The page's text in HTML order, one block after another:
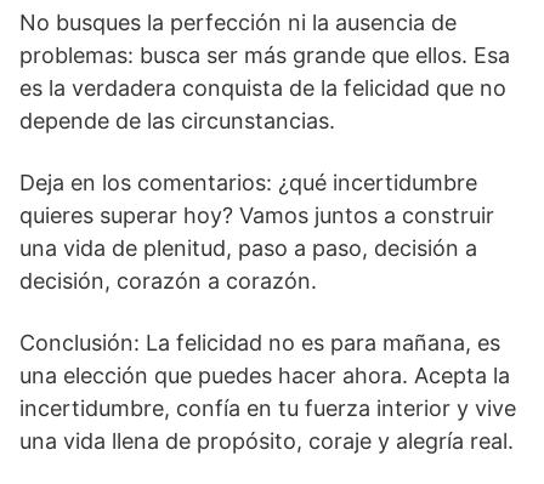
No busques la perfección ni la ausencia de
problemas: busca ser más grande que ellos. Esa
es la verdadera conquista de la felicidad que no
depende de las circunstancias.
Deja en los comentarios: ¿qué incertidumbre
quieres superar hoy? Vamos juntos a construir
una vida de plenitud, paso a paso, decisión a
decisión, corazón a corazón.
Conclusión: La felicidad no es para mañana, es
una elección que puedes hacer ahora. Acepta la
incertidumbre, confía en tu fuerza interior y vive
una vida llena de propósito, coraje y alegría real.